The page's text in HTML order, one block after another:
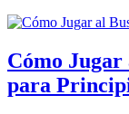
Cómo Jugar
para